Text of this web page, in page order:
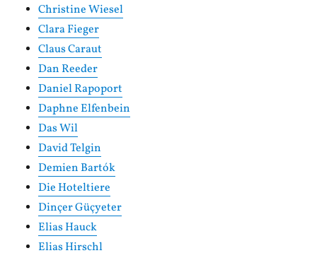
Christine Wiesel
Clara Fieger
Claus Caraut
Dan Reeder
Daniel Rapoport
Daphne Elfenbein
Das Wil
David Telgin
Demien Bartók
Die Hoteltiere
Dinçer Güçyeter
Elias Hauck
Elias Hirschl